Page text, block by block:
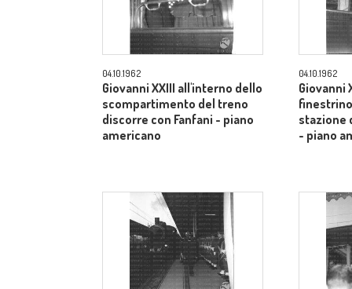
04.10.1962
Giovanni XXIII all'interno dello
scompartimento del treno
discorre con Fanfani - piano
americano
04.10.1962
Giovanni
stazione
- piano